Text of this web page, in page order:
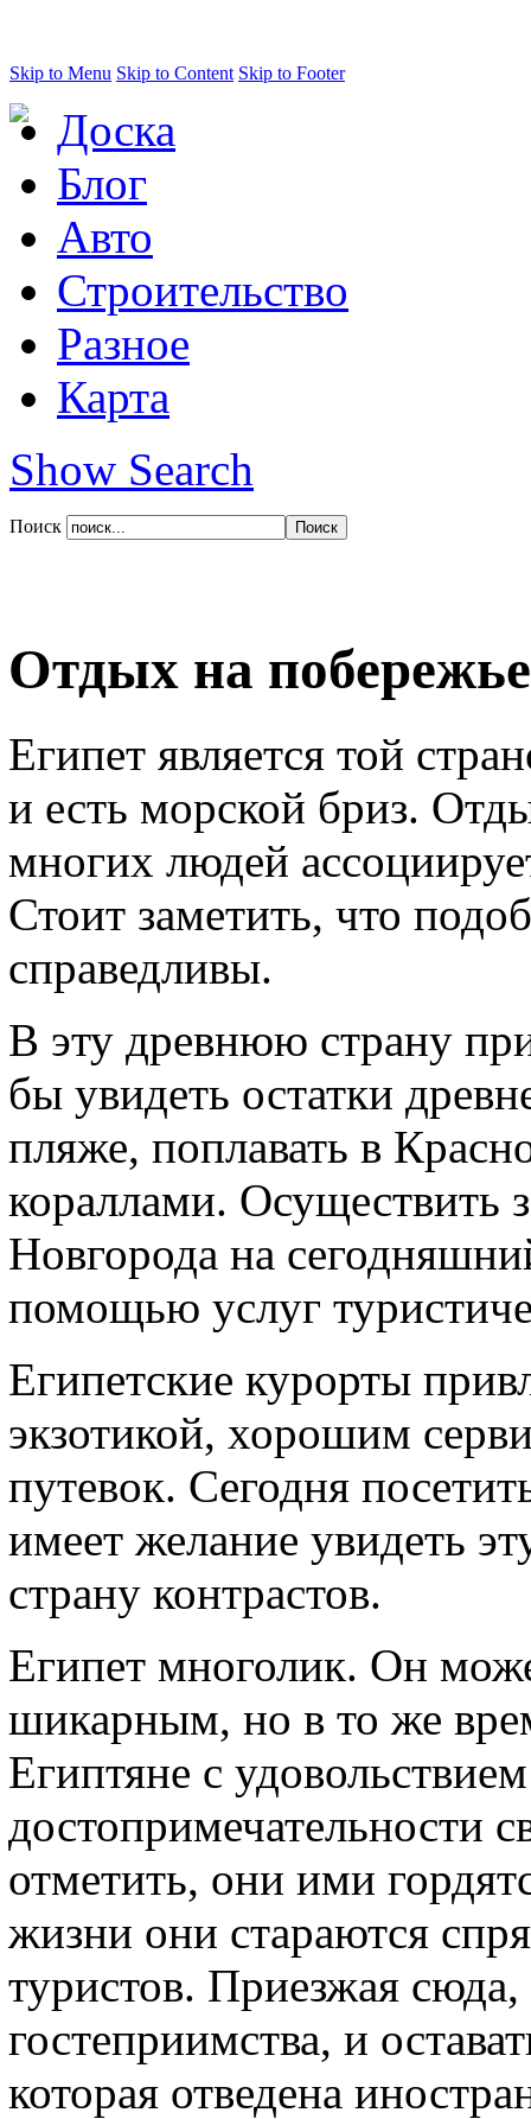
Skip to Menu Skip to Content Skip to Footer
Доска
Блог
Авто
Строительство
Разное
Карта
Show Search
Поиск
Отдых на побережье
Египет является той
и есть морской бриз.
многих людей
Стоит заметить, что
справедливы.
В эту древнюю страну
бы увидеть остатки
пляже, поплавать в
кораллами. Осуществить
Новгорода на
помощью услуг
Египетские курорты
экзотикой, хорошим
путевок. Сегодня
имеет желание увидеть
страну контрастов.
Египет многолик. Он
шикарным, но в то же
Египтяне с
достопримечательности
отметить, они ими
жизни они стараются
туристов. Приезжая
гостеприимства, и
которая отведена